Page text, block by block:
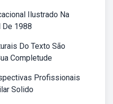
Ilustrado Na
De 1988
Do Texto São
Completude
Profissionais
Solido